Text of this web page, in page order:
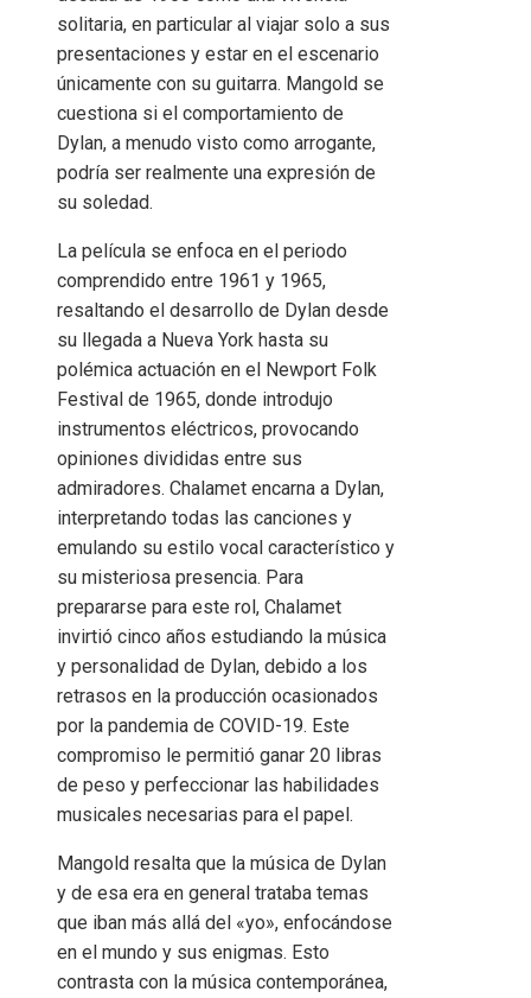
solitaria, en particular al viajar solo a sus
presentaciones y estar en el escenario
únicamente con su guitarra. Mangold se
cuestiona si el comportamiento de
Dylan, a menudo visto como arrogante,
podría ser realmente una expresión de
su soledad.
La película se enfoca en el periodo
comprendido entre 1961 y 1965,
resaltando el desarrollo de Dylan desde
su llegada a Nueva York hasta su
polémica actuación en el Newport Folk
Festival de 1965, donde introdujo
instrumentos eléctricos, provocando
opiniones divididas entre sus
admiradores. Chalamet encarna a Dylan,
interpretando todas las canciones y
emulando su estilo vocal característico y
su misteriosa presencia. Para
prepararse para este rol, Chalamet
invirtió cinco años estudiando la música
y personalidad de Dylan, debido a los
retrasos en la producción ocasionados
por la pandemia de COVID-19. Este
compromiso le permitió ganar 20 libras
de peso y perfeccionar las habilidades
musicales necesarias para el papel.
Mangold resalta que la música de Dylan
y de esa era en general trataba temas
que iban más allá del «yo», enfocándose
en el mundo y sus enigmas. Esto
contrasta con la música contemporánea,